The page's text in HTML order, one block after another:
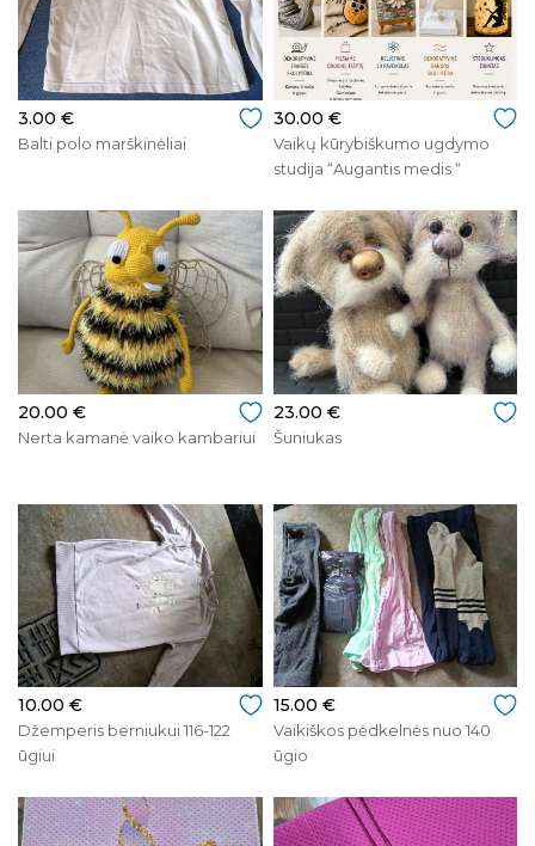
3.00 €
Balti polo marškinėliai
30.00 €
Vaikų kūrybiškumo ugdymo
studija “Augantis medis “
20.00 €
Nerta kamanė vaiko kambariui
23.00 €
Šuniukas
10.00 €
Džemperis berniukui 116-122
ūgiui
15.00 €
Vaikiškos pėdkelnės nuo 140
ūgio